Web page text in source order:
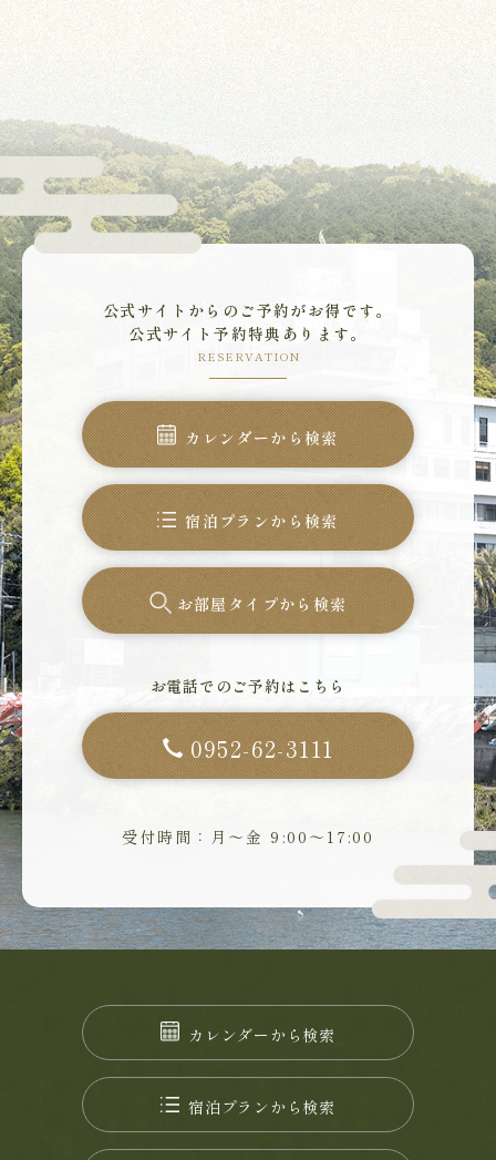
公式サイトからのご予約がお得です。
公式サイト予約特典あります。
RESERVATION
カレンダーから検索
宿泊プランから検索
お部屋タイプから検索
お電話でのご予約はこちら
0952-62-3111
受付時間：月～金 9:00～17:00
カレンダーから検索
宿泊プランから検索